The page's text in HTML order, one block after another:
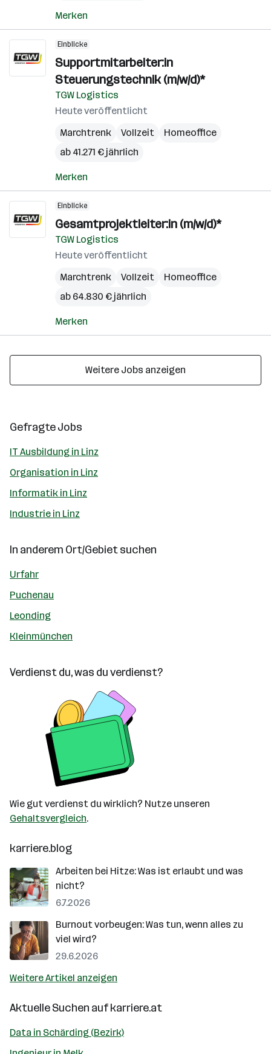
Merken
Einblicke
Supportmitarbeiter:in
Steuerungstechnik (m/w/d)*
TGW Logistics
Heute veröffentlicht
Marchtrenk
Vollzeit
Homeoffice
ab 41.271 € jährlich
Merken
Einblicke
Gesamtprojektleiter:in (m/w/d)*
TGW Logistics
Heute veröffentlicht
Marchtrenk
Vollzeit
Homeoffice
ab 64.830 € jährlich
Merken
Weitere Jobs anzeigen
Gefragte Jobs
IT Ausbildung in Linz
Organisation in Linz
Informatik in Linz
Industrie in Linz
In anderem Ort/Gebiet suchen
Urfahr
Puchenau
Leonding
Kleinmünchen
Verdienst du, was du verdienst?
Wie gut verdienst du wirklich? Nutze unseren
Gehaltsvergleich.
karriere.blog
Arbeiten bei Hitze: Was ist erlaubt und was
nicht?
6.7.2026
Burnout vorbeugen: Was tun, wenn alles zu
viel wird?
29.6.2026
Weitere Artikel anzeigen
Aktuelle Suchen aufkarriere.at
Data in Schärding (Bezirk)